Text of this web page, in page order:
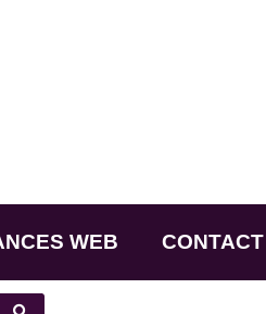
WEB CONTACT